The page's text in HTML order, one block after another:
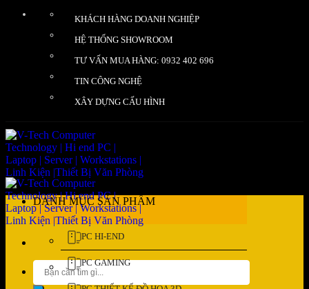
KHÁCH HÀNG DOANH NGHIỆP
HỆ THỐNG SHOWROOM
TƯ VẤN MUA HÀNG: 0932 402 696
TIN CÔNG NGHỆ
XÂY DỰNG CẤU HÌNH
Tìm
kiếm:
DANH MỤC SẢN PHẨM
PC HI-END
PC GAMING